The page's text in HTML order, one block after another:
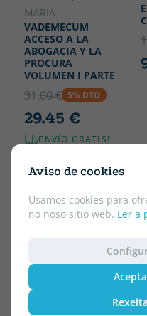
Aviso de cookies
Usamos cookies para
no noso sitio web. Ler a
MARIA
VADEMECUM
ACCESO A LA
ABOGACIA Y LA
PROCURA
VOLUMEN I PARTE
31.00 € 5% DTO
29.45 €
ENVÍO GRATIS!